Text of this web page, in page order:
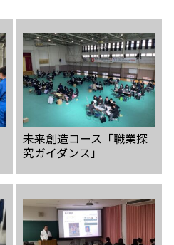
未来創造コース「職業探
究ガイダンス」